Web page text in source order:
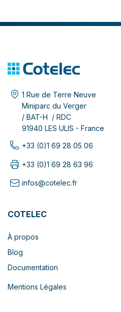
1 Rue de Terre Neuve
Miniparc du Verger
/ BAT-H / RDC
91940 LES ULIS - France
+33 (0)1 69 28 05 06
+33 (0)1 69 28 63 96
infos@cotelec.fr
COTELEC
À propos
Blog
Documentation
Mentions Légales